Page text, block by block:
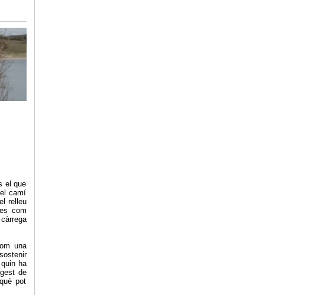
el que
camí
relleu
com
una
ha
de
pot